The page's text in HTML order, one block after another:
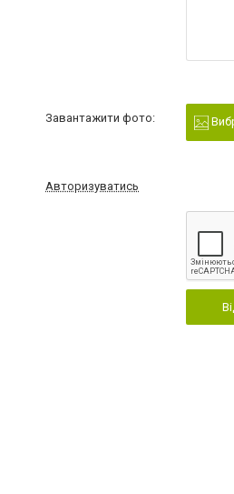
Завантажити фото:
Авторизуватись